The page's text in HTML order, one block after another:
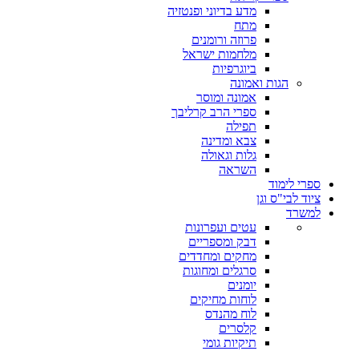
מדע בדיוני ופנטזיה
מתח
פרוזה ורומנים
מלחמות ישראל
ביוגרפיות
הגות ואמונה
אמונה ומוסר
ספרי הרב קרליבך
תפילה
צבא ומדינה
גלות וגאולה
השראה
ספרי לימוד
ציוד לבי"ס וגן
למשרד
עטים ועפרונות
דבק ומספריים
מחקים ומחדדים
סרגלים ומחוגות
יומנים
לוחות מחיקים
לוח מהנדס
קלסרים
תיקיות גומי